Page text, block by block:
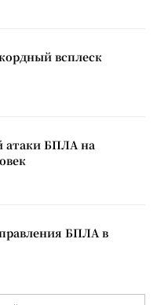
всплеск
атаки БПЛА на
БПЛА в